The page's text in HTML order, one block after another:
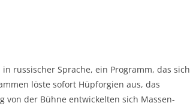
russischer Sprache, ein Programm, das sich
löste sofort Hüpforgien aus, das
der Bühne entwickelten sich Massen-